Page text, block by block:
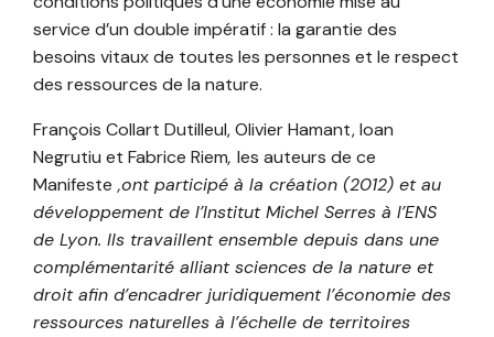
service d’un double impératif : la garantie des
besoins vitaux de toutes les personnes et le respect
des ressources de la nature.
François Collart Dutilleul, Olivier Hamant, Ioan
Negrutiu et Fabrice Riem, les auteurs de ce
Manifeste ,ont participé à la création (2012) et au
développement de l’Institut Michel Serres à l’ENS
de Lyon. Ils travaillent ensemble depuis dans une
complémentarité alliant sciences de la nature et
droit afin d’encadrer juridiquement l’économie des
ressources naturelles à l’échelle de territoires